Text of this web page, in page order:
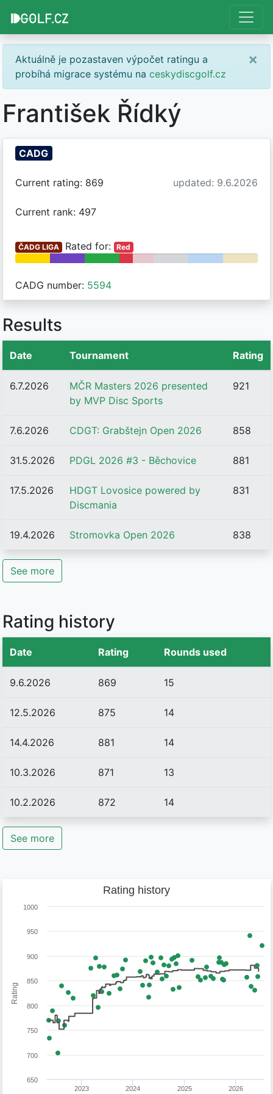
Aktuálně je pozastaven výpočet ratingu a
probíhá migrace systému na ceskydiscgolf.cz
×
František Řídký
CADG
Current rating: 869 updated: 9.6.2026
Current rank: 497
ČADG LIGA Rated for: Red
CADG number: 5594
Results
Date Tournament Rating
6.7.2026
MČR Masters 2026 presented
by MVP Disc Sports
921
7.6.2026 CDGT: Grabštejn Open 2026 858
31.5.2026 PDGL 2026 #3 - Běchovice 881
17.5.2026
HDGT Lovosice powered by
Discmania
831
19.4.2026 Stromovka Open 2026 838
See more
Rating history
Date Rating Rounds used
9.6.2026 869 15
12.5.2026 875 14
14.4.2026 881 14
10.3.2026 871 13
10.2.2026 872 14
See more
Rating
Rating history
2023 2024 2025 2026
650
700
750
800
850
900
950
1000